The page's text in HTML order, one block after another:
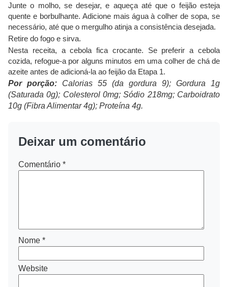
Junte o molho, se desejar, e aqueça até que o feijão esteja
quente e borbulhante. Adicione mais água à colher de sopa, se
necessário, até que o mergulho atinja a consistência desejada.
Retire do fogo e sirva.
Nesta receita, a cebola fica crocante. Se preferir a cebola
cozida, refogue-a por alguns minutos em uma colher de chá de
azeite antes de adicioná-la ao feijão da Etapa 1.
Por porção: Calorias 55 (da gordura 9); Gordura 1g
(Saturada 0g); Colesterol 0mg; Sódio 218mg; Carboidrato
10g (Fibra Alimentar 4g); Proteína 4g.
Deixar um comentário
Comentário *
Nome *
Website